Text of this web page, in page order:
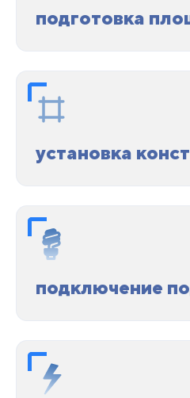
подготовка
установка
подключение